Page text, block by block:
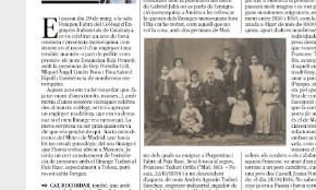
el camino que sale antes de éste a la
Xoldokogaina, en su mayor parte
por otra parte es una ventaja a la hora
inabarcables vistas, están surcadas por
que confluyen posteriormente. Al Norte, ...